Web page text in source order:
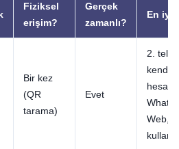
Fiziksel
erişim?
Gerçek
zamanlı?
En iyi
Bir kez
(QR
tarama)
Evet
2.
kendi
Web,